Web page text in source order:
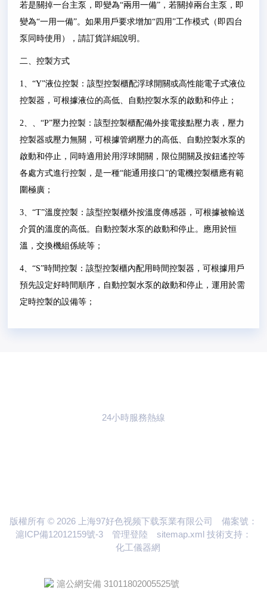
若是關掉一台主泵，即變為“兩用一備” ，若關掉兩台主泵，即
變為“一用一備”。如果用戶要求增加“四用”工作模式（即四台
泵同時使用），請訂貨詳細說明。
二、控製方式
1、“Y”液位控製：該型控製櫃配浮球開關或高性能電子式液位
控製器，可根據液位的高低、自動控製水泵的啟動和停止；
2、、“P”壓力控製：該型控製櫃配備外接電接點壓力表，壓力
控製器或壓力無關，可根據管網壓力的高低、自動控製水泵的
啟動和停止，同時適用於用浮球開關，限位開關及按鈕遙控等
各處方式進行控製，是一種“能通用接口”的電機控製櫃應有範
圍極廣；
3、“T”溫度控製：該型控製櫃外按溫度傳感器，可根據被輸送
介質的溫度的高低。自動控製水泵的啟動和停止。應用於恒
溫，交換機組係統等；
4、“S”時間控製：該型控製櫃內配用時間控製器，可根據用戶
預先設定好時間順序，自動控製水泵的啟動和停止，運用於需
定時控製的設備等；
24小時服務熱線
版權所有 © 2026 上海97好色视频下载泵業有限公司 備案號：
滬ICP備12012159號-3
管理登陸 sitemap.xml 技術支持：
化工儀器網
滬公網安備 31011802005525號